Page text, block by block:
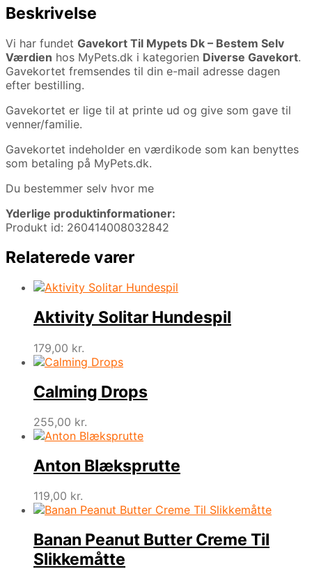
Beskrivelse
Vi har fundet Gavekort Til Mypets Dk – Bestem Selv
Værdien hos MyPets.dk i kategorien Diverse Gavekort.
Gavekortet fremsendes til din e-mail adresse dagen
efter bestilling.
Gavekortet er lige til at printe ud og give som gave til
venner/familie.
Gavekortet indeholder en værdikode som kan benyttes
som betaling på MyPets.dk.
Du bestemmer selv hvor me
Yderlige produktinformationer:
Produkt id: 260414008032842
Relaterede varer
Aktivity Solitar Hundespil
179,00 kr.
Calming Drops
255,00 kr.
Anton Blæksprutte
119,00 kr.
Banan Peanut Butter Creme Til
Slikkemåtte